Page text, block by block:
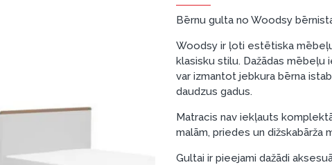
Bērnu gulta no Woodsy
Woodsy ir ļoti estētiska
klasisku stilu. Dažādas
var izmantot jebkura bērna
daudzus gadus.
Matracis nav iekļauts
malām, priedes un dižskabārža
Gultai ir pieejami dažādi